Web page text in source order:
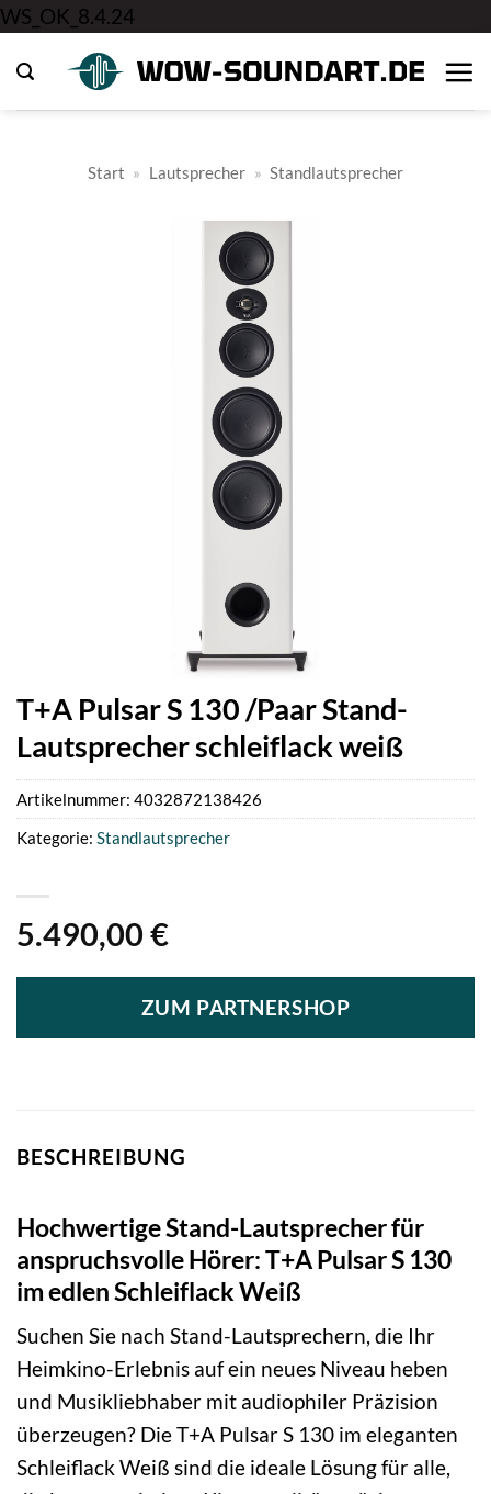
WS_OK_8.4.24
springen
Start » Lautsprecher » Standlautsprecher
T+A Pulsar S 130 /Paar Stand-
Lautsprecher schleiflack weiß
5.490,00 €
ZUM PARTNERSHOP
Artikelnummer: 4032872138426
Kategorie: Standlautsprecher
BESCHREIBUNG
Hochwertige Stand-Lautsprecher für
anspruchsvolle Hörer: T+A Pulsar S 130
im edlen Schleiflack Weiß
Suchen Sie nach Stand-Lautsprechern, die Ihr
Heimkino-Erlebnis auf ein neues Niveau heben
und Musikliebhaber mit audiophiler Präzision
überzeugen? Die T+A Pulsar S 130 im eleganten
Schleiflack Weiß sind die ideale Lösung für alle,